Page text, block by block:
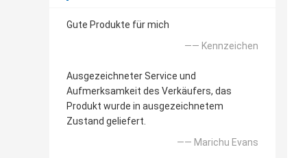
Gute Produkte für mich
—— Kennzeichen
Ausgezeichneter Service und
Aufmerksamkeit des Verkäufers, das
Produkt wurde in ausgezeichnetem
Zustand geliefert.
—— Marichu Evans